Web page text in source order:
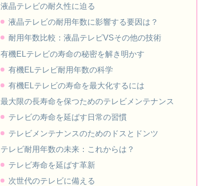
液晶テレビの耐久性に迫る
液晶テレビの耐用年数に影響する要因は？
耐用年数比較：液晶テレビVSその他の技術
有機ELテレビの寿命の秘密を解き明かす
有機ELテレビ耐用年数の科学
有機ELテレビの寿命を最大化するには
最大限の長寿命を保つためのテレビメンテナンス
テレビの寿命を延ばす日常の習慣
テレビメンテナンスのためのドスとドンツ
テレビ耐用年数の未来：これからは？
テレビ寿命を延ばす革新
次世代のテレビに備える